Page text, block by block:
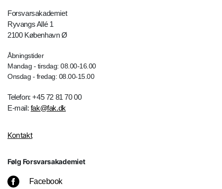
Forsvarsakademiet
Ryvangs Allé 1
2100 København Ø
Åbningstider
Mandag - tirsdag: 08.00-16.00
Onsdag - fredag: 08.00-15.00
Telefon: +45 72 81 70 00
E-mail: fak@fak.dk
Kontakt
Følg Forsvarsakademiet
Facebook